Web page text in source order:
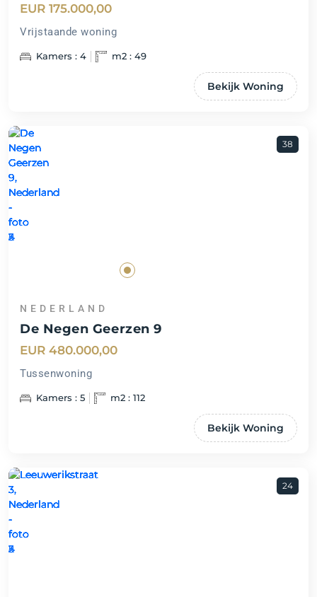
EUR 175.000,00
Vrijstaande woning
Kamers : 4 m2 : 49
Bekijk Woning
38
NEDERLAND
De Negen Geerzen 9
EUR 480.000,00
Tussenwoning
Kamers : 5 m2 : 112
Bekijk Woning
24